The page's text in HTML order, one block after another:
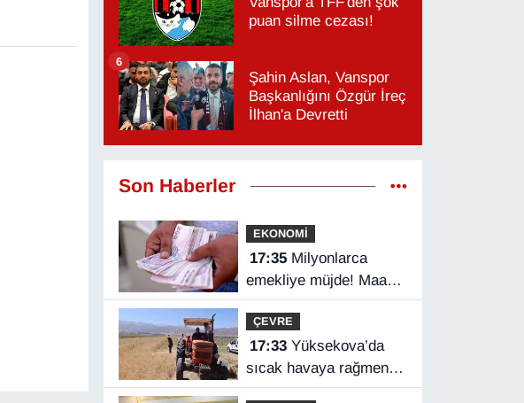
puan silme cezası!
Şahin Aslan, Vanspor
Başkanlığını Özgür İreç
İlhan'a Devretti
6
Son Haberler
EKONOMİ
17:35Milyonlarca
emekliye müjde! Maaş
farkları bu gece
hesaplarda
ÇEVRE
17:33Yüksekova’da
sıcak havaya rağmen
hasat mesaisi başladı